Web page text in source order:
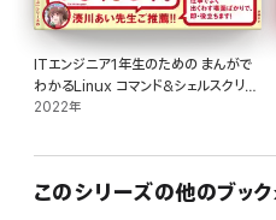
ITエンジニア1年生のための まんがで
わかるLinux コマンド&シェルスクリプ
ト基礎編
2022年
このシリーズの他のブック